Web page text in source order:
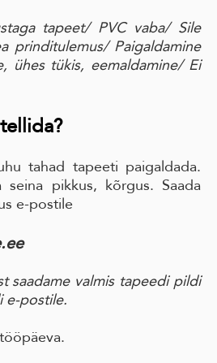
tapeet/ PVC vaba/ Sile
prinditulemus/Paigaldamine
ühes tükis, eemaldamine/ Ei
tahad tapeeti paigaldada.
seina pikkus, kõrgus. Saada
e-postile
saadame valmis tapeedi pildi
e-postile.